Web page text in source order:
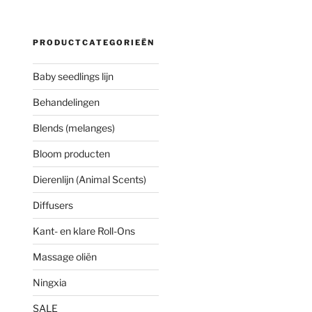
PRODUCTCATEGORIEËN
Baby seedlings lijn
Behandelingen
Blends (melanges)
Bloom producten
Dierenlijn (Animal Scents)
Diffusers
Kant- en klare Roll-Ons
Massage oliën
Ningxia
SALE